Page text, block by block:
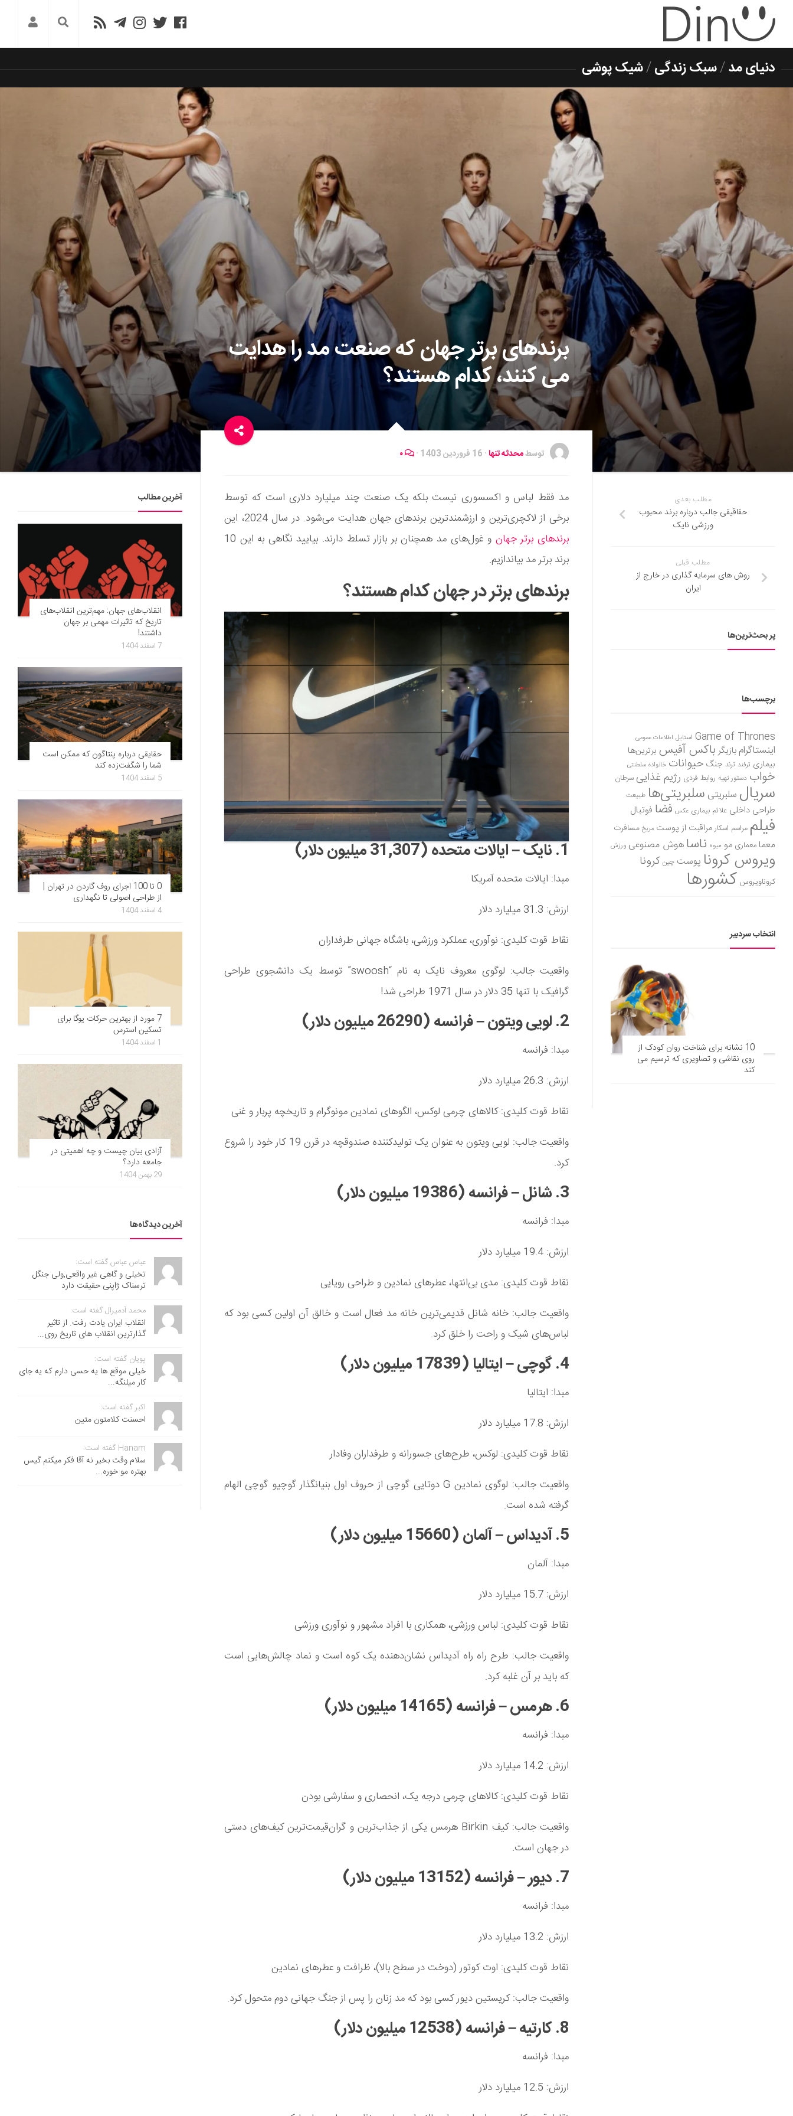
دنیای مد/سبک زندگی/شیک پوشی
برندهای برتر جهان که صنعت مد را هدایت
می‌ کنند، کدام هستند؟
توسطمحدثه تنها· 16 فروردین 1403 ·
مد فقط لباس و اکسسوری نیست بلکه یک صنعت چند میلیارد دلاری است که توسط
برخی از لاکچری‌ترین و ارزشمندترین برندهای جهان هدایت می‌شود. در سال 2024، این
برندهای برتر جهان
و غول‌های مد همچنان بر بازار تسلط دارند. بیایید نگاهی به این 10
برند برتر مد بیاندازیم.
برندهای برتر در جهان کدام هستند؟
1. نایک – ایالات متحده (31,307 میلیون دلار)
مبدا: ایالات متحده آمریکا
ارزش: 31.3 میلیارد دلار
نقاط قوت کلیدی: نوآوری، عملکرد ورزشی، باشگاه جهانی طرفداران
واقعیت جالب: لوگوی معروف نایک به نام “swoosh” توسط یک دانشجوی طراحی
گرافیک با تنها 35 دلار در سال 1971 طراحی شد!
2. لویی ویتون – فرانسه (26290 میلیون دلار)
مبدا: فرانسه
ارزش: 26.3 میلیارد دلار
نقاط قوت کلیدی: کالاهای چرمی لوکس، الگوهای نمادین مونوگرام و تاریخچه پربار و غنی
واقعیت جالب: لویی ویتون به عنوان یک تولید‌کننده صندوقچه در قرن 19 کار خود را شروع
کرد.
3. شانل – فرانسه (19386 میلیون دلار)
مبدا: فرانسه
ارزش: 19.4 میلیارد دلار
نقاط قوت کلیدی: مدی بی‌انتها، عطرهای نمادین و طراحی رویایی
واقعیت جالب: خانه شانل قدیمی‌ترین خانه مد فعال است و خالق آن اولین کسی بود که
لباس‌های شیک و راحت را خلق کرد.
4. گوچی – ایتالیا (17839 میلیون دلار)
مبدا: ایتالیا
ارزش: 17.8 میلیارد دلار
نقاط قوت کلیدی: لوکس، طرح‌های جسورانه و طرفداران وفادار
واقعیت جالب: لوگوی نمادین G دوتایی گوچی از حروف اول بنیانگذار گوچیو گوچی الهام
گرفته شده است.
5. آدیداس – آلمان (15660 میلیون دلار)
مبدا: آلمان
ارزش: 15.7 میلیارد دلار
نقاط قوت کلیدی: لباس ورزشی، همکاری با افراد مشهور و نوآوری ورزشی
واقعیت جالب: طرح راه راه آدیداس نشان‌دهنده یک کوه است و نماد چالش‌هایی است
که باید بر آن غلبه کرد.
6. هرمس – فرانسه (14165 میلیون دلار)
مبدا: فرانسه
ارزش: 14.2 میلیارد دلار
نقاط قوت کلیدی: کالاهای چرمی درجه یک، انحصاری و سفارشی بودن
واقعیت جالب: کیف Birkin هرمس یکی از جذاب‌ترین و گران‌قیمت‌ترین کیف‌های دستی
در جهان است.
7. دیور – فرانسه (13152 میلیون دلار)
مبدا: فرانسه
ارزش: 13.2 میلیارد دلار
نقاط قوت کلیدی: اوت کوتور (دوخت در سطح بالا)، ظرافت و عطرهای نمادین
واقعیت جالب: کریستین دیور کسی بود که مد زنان را پس از جنگ جهانی دوم متحول کرد.
8. کارتیه – فرانسه (12538 میلیون دلار)
مبدا: فرانسه
ارزش: 12.5 میلیارد دلار
مطلب بعدی
حقاقیقی جالب درباره برند محبوب
ورزشی نایک
مطلب قبلی
روش های سرمایه گذاری در خارج از
ایران
پر بحث‌ترین‌ها
برچسب‌ها
Game of Thrones استایل اطلاعات عمومی
اینستاگرام بازیگر باکس آفیس برترین‌ها
بیماری ترفند ترند جنگ حیوانات خانواده سلطنتی
خواب دستور تهیه روابط فردی رژیم غذاییسرطان
سریال سلبریتی سلبریتی‌ها طبیعت
طراحی داخلی علائم بیماری عکس فضا فوتبال
فیلم مراسم اسکارمراقبت از پوست مریخ مسافرت
معمامعماری مو میوه ناساهوش مصنوعی ورزش
ویروس کرونا پوست چین کرونا
کروناویروس کشورها
انتخاب سردبیر
10 نشانه برای شناخت روان کودک از
روی نقاشی و تصاویری که ترسیم می
کند
آخرین مطالب
انقلاب‌های جهان: مهم‌ترین انقلاب‌های
تاریخ که تاثیرات مهمی بر جهان
داشتند!
7 اسفند 1404
حقایقی درباره پنتاگون که ممکن است
شما را شگفت‌زده کند
5 اسفند 1404
0 تا 100 اجرای روف گاردن در تهران |
از طراحی اصولی تا نگهداری
4 اسفند 1404
7 مورد از بهترین حرکات یوگا برای
تسکین استرس
1 اسفند 1404
آزادی بیان چیست و چه اهمیتی در
جامعه دارد؟
29 بهمن 1404
آخرین دیدگاه‌ها
عباس عباس گفته است:
تخیلی و گاهی غیر واقعی,ولی جنگل
ترسناک ژاپنی حقیقت دارد
محمد آدمیرال گفته است:
انقلاب ایران یادت رفت. از تاثیر
گذارترین انقلاب های تاریخ روی...
پویان گفته است:
خیلی موقع ها یه حسی دارم که یه جای
کار میلنگه...
اکبر گفته است:
احسنت ‌کلامتون متین
Hanam گفته است:
سلام وقت بخیر نه آقا فکر میکنم گیس
بهتره مو خوره...